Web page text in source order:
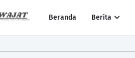
Beranda Berita